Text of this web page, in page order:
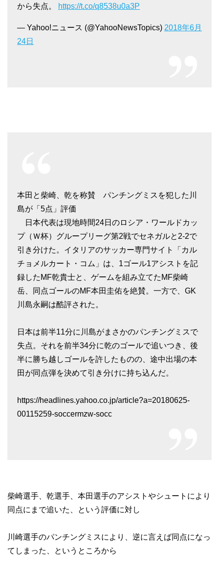
から失点。
https://t.co/q8538u0a3P
— Yahoo!ニュース (@YahooNewsTopics) 2018年6月
24日
本田と柴崎、乾を称賛 パンチングミスを犯した川
島が「5点」評価
日本代表は現地時間24日のロシア・ワールドカッ
プ（Ｗ杯）グループリーグ第2戦でセネガルと2-2で
引き分けた。イタリアのサッカー専門サイト「カル
チョメルカート・コム」は、1ゴール1アシストを記
録したMF乾貴士と、ゲームを組み立てたMF柴崎
岳、同点ゴールのMF本田圭佑を絶賛。一方で、GK
川島永嗣は酷評された。
日本は前半11分に川島がまさかのパンチングミスで
失点。それを前半34分に乾のゴールで追いつき、後
半に勝ち越しゴールを許したものの、途中出場の本
田が同点弾を決めて引き分けに持ち込んだ。
https://headlines.yahoo.co.jp/article?a=20180625-
00115259-soccermzw-socc
柴崎選手、乾選手、本田選手のアシストやシュートにより
同点にまで追いた、という評価に対し
川崎選手のパンチングミスにより、逆に言えば同点になっ
てしまった、というところから